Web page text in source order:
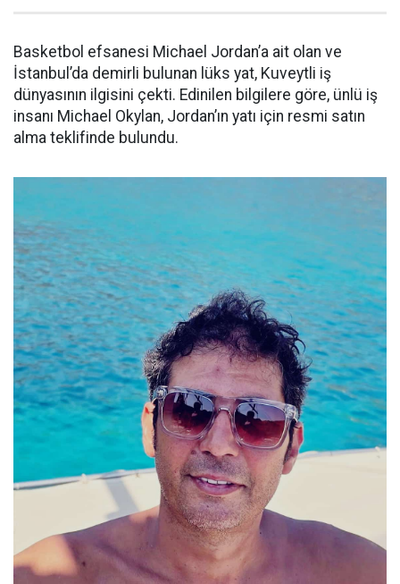
Basketbol efsanesi Michael Jordan’a ait olan ve
İstanbul’da demirli bulunan lüks yat, Kuveytli iş
dünyasının ilgisini çekti. Edinilen bilgilere göre, ünlü iş
insanı Michael Okylan, Jordan’ın yatı için resmi satın
alma teklifinde bulundu.